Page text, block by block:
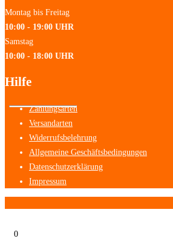
Montag bis Freitag
10:00 - 19:00 UHR
Samstag
10:00 - 18:00 UHR
Hilfe
Zahlungsarten
Versandarten
Widerrufsbelehrung
Allgemeine Geschäftsbedingungen
Datenschutzerklärung
Impressum
0